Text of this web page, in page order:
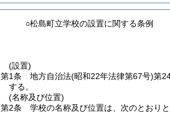
○松島町立学校の設置に関する条例
(設置)
第1条
地方自治法(昭和22年法律第67号)第
する。
(名称及び位置)
第2条
学校の名称及び位置は、次のとおりと